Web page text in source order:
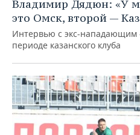
Владимир Дядюн: «У
это Омск, второй —
Интервью с экс-нападающим
периоде казанского клуба